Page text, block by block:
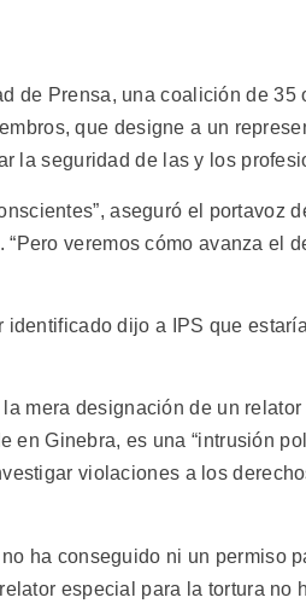
de Prensa, una coalición de 35
que designe a un
la seguridad de las y los
aseguró el portavoz
veremos cómo avanza el
dijo a IPS que
mera designación de un relator
en Ginebra, es una “intrusión
violaciones a los
ha conseguido ni un permiso
especial para la tortura no